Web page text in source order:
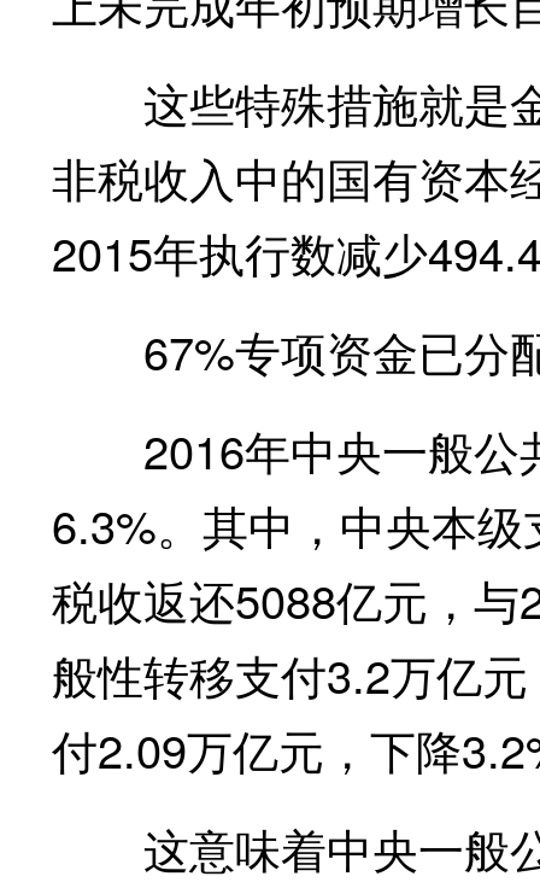
这些特殊措施就是
非税收入中的国有资本
2015年执行数减少
67%专项资金已分
2016年中央一般公
6.3%。其中，中央本
税收返还5088亿元，
般性转移支付3.2万亿
付2.09万亿元，下降
这意味着中央一般